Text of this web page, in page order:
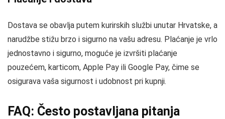
Dostava se obavlja putem kurirskih službi unutar Hrvatske, a
narudžbe stižu brzo i sigurno na vašu adresu. Plaćanje je vrlo
jednostavno i sigurno, moguće je izvršiti plaćanje
pouzećem, karticom, Apple Pay ili Google Pay, čime se
osigurava vaša sigurnost i udobnost pri kupnji.
FAQ: Često postavljana pitanja